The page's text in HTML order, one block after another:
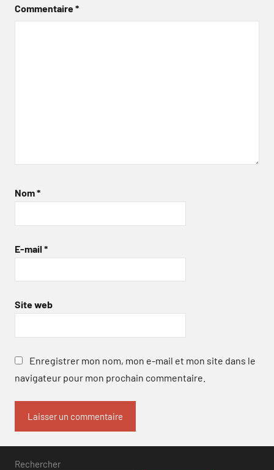
Commentaire*
Nom*
E-mail *
Site web
Enregistrer mon nom, mon e-mail et mon site dans le
navigateur pour mon prochain commentaire.
Rechercher